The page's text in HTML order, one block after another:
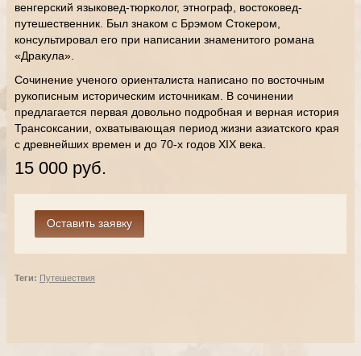
венгерский языковед-тюрколог, этнограф, востоковед-
путешественник. Был знаком с Брэмом Стокером,
консультировал его при написании знаменитого романа
«Дракула».
Сочинение ученого ориенталиста написано по восточным
рукописным историческим источникам. В сочинении
предлагается первая довольно подробная и верная история
Трансоксании, охватывающая период жизни азиатского края
с древнейших времен и до 70-х годов XIX века.
15 000 руб.
Теги: Путешествия